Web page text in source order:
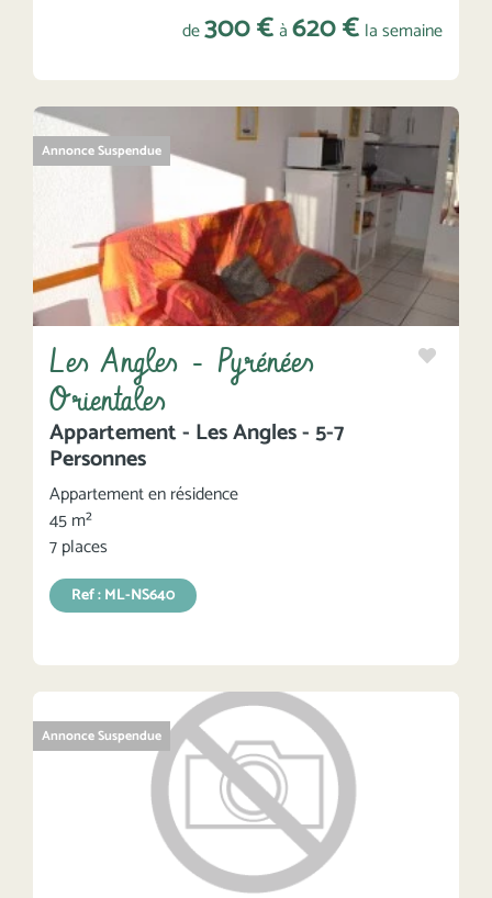
de300 €à620 € la semaine
Annonce Suspendue
Les Angles - Pyrénées
Orientales
Appartement - Les Angles - 5-7
Personnes
Appartement en résidence
45 m²
7 places
Ref : ML-NS640
Annonce Suspendue